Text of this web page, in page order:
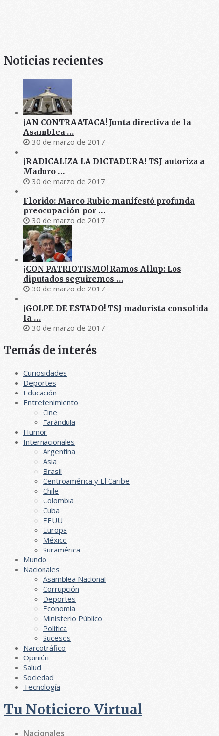
Noticias recientes
¡AN CONTRAATACA! Junta directiva de la
Asamblea …
30 de marzo de 2017
¡RADICALIZA LA DICTADURA! TSJ autoriza a
Maduro …
30 de marzo de 2017
Florido: Marco Rubio manifestó profunda
preocupación por …
30 de marzo de 2017
¡CON PATRIOTISMO! Ramos Allup: Los
diputados seguiremos …
30 de marzo de 2017
¡GOLPE DE ESTADO! TSJ madurista consolida
la …
30 de marzo de 2017
Temás de interés
Curiosidades
Deportes
Educación
Entretenimiento
Cine
Farándula
Humor
Internacionales
Argentina
Asia
Brasil
Centroamérica y El Caribe
Chile
Colombia
Cuba
EEUU
Europa
México
Suramérica
Mundo
Nacionales
Asamblea Nacional
Corrupción
Deportes
Economía
Ministerio Público
Política
Sucesos
Narcotráfico
Opinión
Salud
Sociedad
Tecnología
Tu Noticiero Virtual
Nacionales